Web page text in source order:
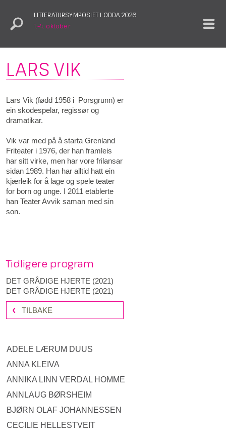
LITTERATURSYMPOSIET I ODDA 2026
1.–4. oktober
ADELE LÆRUM DUUS
ANNA KLEIVA
ANNIKA LINN VERDAL HOMME
ANNLAUG BØRSHEIM
BJØRN OLAF JOHANNESSEN
CECILIE HELLESTVEIT
LARS VIK
Lars Vik (fødd 1958 i Porsgrunn) er
ein skodespelar, regissør og
dramatikar.
Vik var med på å starta Grenland
Friteater i 1976, der han framleis
har sitt virke, men har vore frilansar
sidan 1989. Han har alltid hatt ein
kjærleik for å lage og spele teater
for born og unge. I 2011 etablerte
han Teater Avvik saman med sin
son.
Tidligere program
DET GRÅDIGE HJERTE (2021)
DET GRÅDIGE HJERTE (2021)
TILBAKE